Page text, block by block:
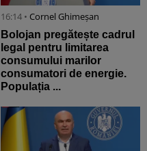
16:14 • Cornel Ghimeșan
Bolojan pregătește cadrul
legal pentru limitarea
consumului marilor
consumatori de energie.
Populația ...